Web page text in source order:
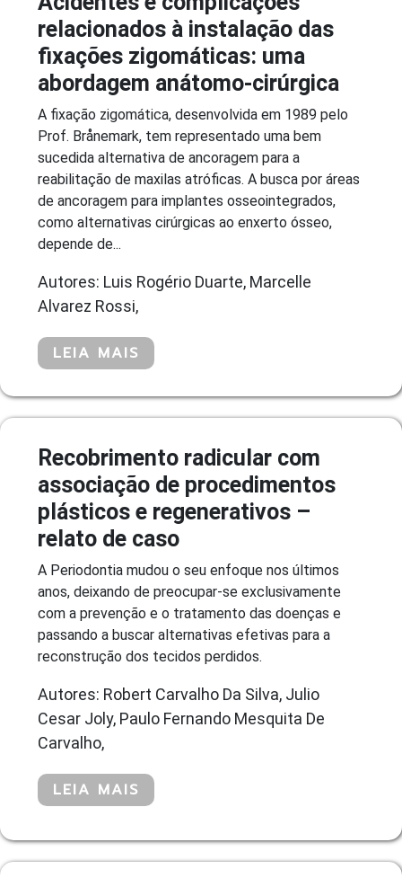
relacionados à instalação das
fixações zigomáticas: uma
abordagem anátomo-cirúrgica
A fixação zigomática, desenvolvida em 1989 pelo
Prof. Brånemark, tem representado uma bem
sucedida alternativa de ancoragem para a
reabilitação de maxilas atróficas. A busca por áreas
de ancoragem para implantes osseointegrados,
como alternativas cirúrgicas ao enxerto ósseo,
depende de...
Autores: Luis Rogério Duarte, Marcelle
Alvarez Rossi,
LEIA MAIS
Recobrimento radicular com
associação de procedimentos
plásticos e regenerativos –
relato de caso
A Periodontia mudou o seu enfoque nos últimos
anos, deixando de preocupar-se exclusivamente
com a prevenção e o tratamento das doenças e
passando a buscar alternativas efetivas para a
reconstrução dos tecidos perdidos.
Autores: Robert Carvalho Da Silva, Julio
Cesar Joly, Paulo Fernando Mesquita De
Carvalho,
LEIA MAIS